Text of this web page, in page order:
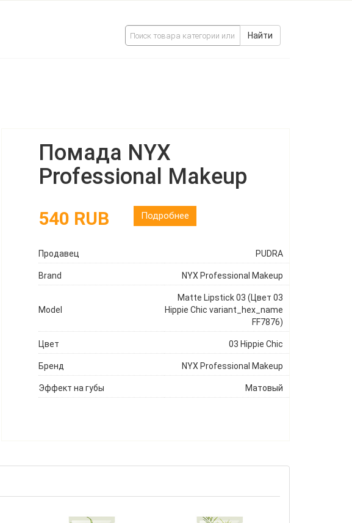
Найти
Помада NYX
Professional Makeup
540 RUB Подробнее
Продавец PUDRA
Brand NYX Professional Makeup
Model
Matte Lipstick 03 (Цвет 03
Hippie Chic variant_hex_name
FF7876)
Цвет 03 Hippie Chic
Бренд NYX Professional Makeup
Эффект на губы Матовый